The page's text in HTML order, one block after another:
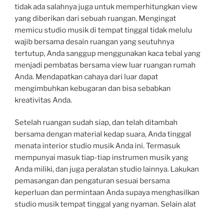
tidak ada salahnya juga untuk memperhitungkan view
yang diberikan dari sebuah ruangan. Mengingat
memicu studio musik di tempat tinggal tidak melulu
wajib bersama desain ruangan yang seutuhnya
tertutup, Anda sanggup menggunakan kaca tebal yang
menjadi pembatas bersama view luar ruangan rumah
Anda. Mendapatkan cahaya dari luar dapat
mengimbuhkan kebugaran dan bisa sebabkan
kreativitas Anda.
Setelah ruangan sudah siap, dan telah ditambah
bersama dengan material kedap suara, Anda tinggal
menata interior studio musik Anda ini. Termasuk
mempunyai masuk tiap-tiap instrumen musik yang
Anda miliki, dan juga peralatan studio lainnya. Lakukan
pemasangan dan pengaturan sesuai bersama
keperluan dan permintaan Anda supaya menghasilkan
studio musik tempat tinggal yang nyaman. Selain alat